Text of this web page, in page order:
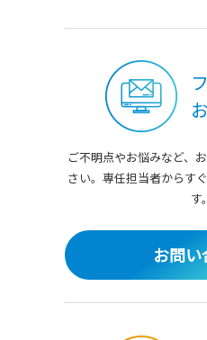
ご不明点やお悩みなど、
さい。 専任担当者からす
す。
お問